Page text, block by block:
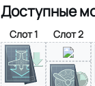
Доступные
Слот 1 Слот 2